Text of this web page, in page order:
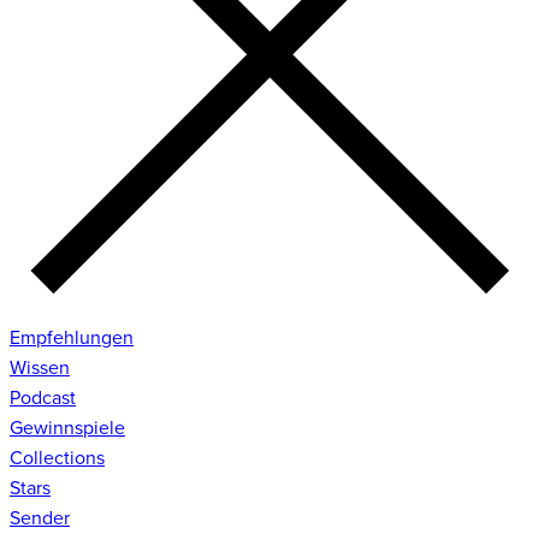
Empfehlungen
Wissen
Podcast
Gewinnspiele
Collections
Stars
Sender